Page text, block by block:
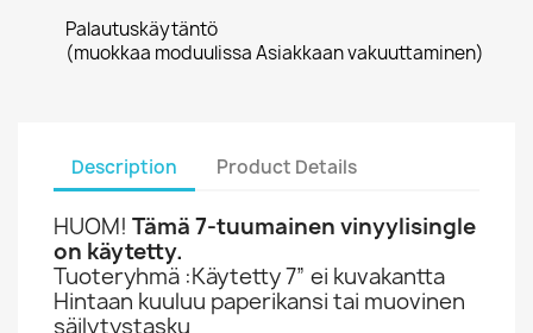
Palautuskäytäntö
(muokkaa moduulissa Asiakkaan vakuuttaminen)
Description Product Details
HUOM! Tämä 7-tuumainen vinyylisingle
on käytetty.
Tuoteryhmä :Käytetty 7” ei kuvakantta
Hintaan kuuluu paperikansi tai muovinen
säilytystasku